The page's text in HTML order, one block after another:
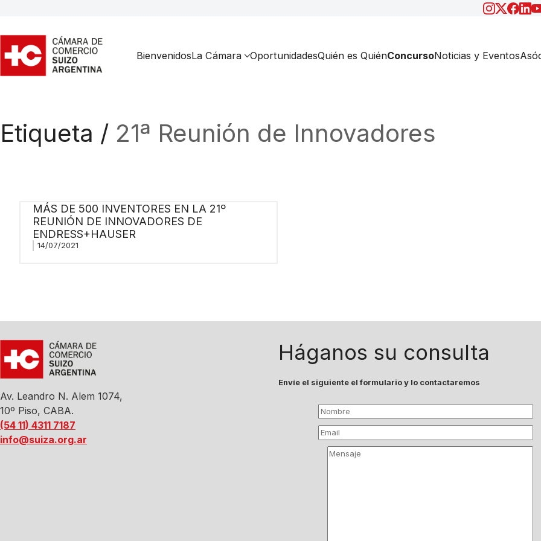
BienvenidosLa Cámara OportunidadesQuién es QuiénConcursoNoticias y Eventos
Etiqueta / 21ª Reunión de Innovadores
MÁS DE 500 INVENTORES EN LA 21º
REUNIÓN DE INNOVADORES DE
ENDRESS+HAUSER
14/07/2021
Av. Leandro N. Alem 1074,
10º Piso, CABA.
(54 11) 4311 7187
info@suiza.org.ar
Háganos su consulta
Envíe el siguiente el formulario y lo contactaremos